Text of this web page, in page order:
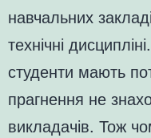
навчальних
технічні
студенти мають
прагнення не
викладачів. Тож